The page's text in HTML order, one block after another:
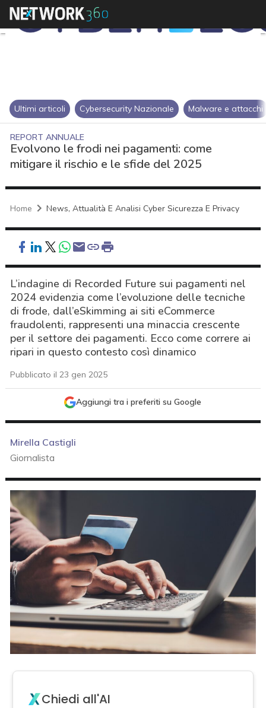
Ultimi articoli Cybersecurity Nazionale Malware e attacchi
REPORT ANNUALE
Evolvono le frodi nei pagamenti: come
mitigare il rischio e le sfide del 2025
Home News, Attualità E Analisi Cyber Sicurezza E Privacy
L’indagine di Recorded Future sui pagamenti nel
2024 evidenzia come l’evoluzione delle tecniche
di frode, dall’eSkimming ai siti eCommerce
fraudolenti, rappresenti una minaccia crescente
per il settore dei pagamenti. Ecco come correre ai
ripari in questo contesto così dinamico
Pubblicato il 23 gen 2025
Aggiungi tra i preferiti su Google
Mirella Castigli
Giornalista
Chiedi all'AI